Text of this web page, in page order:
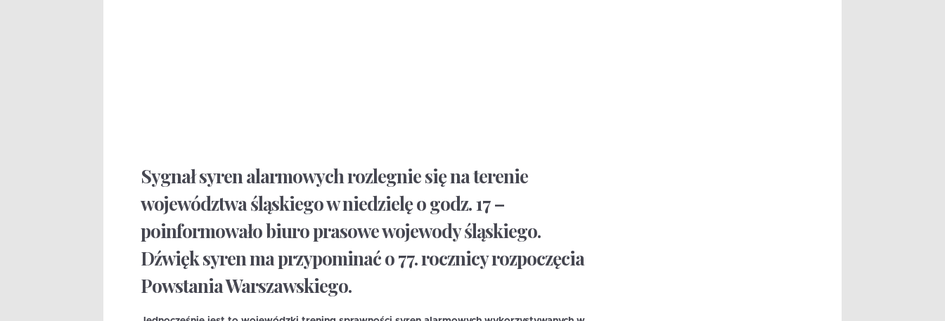
Sygnał syren alarmowych rozlegnie się na terenie
województwa śląskiego w niedzielę o godz. 17 –
poinformowało biuro prasowe wojewody śląskiego.
Dźwięk syren ma przypominać o 77. rocznicy rozpoczęcia
Powstania Warszawskiego.